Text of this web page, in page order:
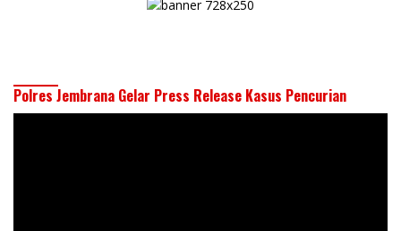
Polres Jembrana Gelar Press Release Kasus Pencurian